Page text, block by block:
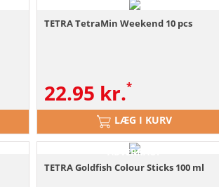
TETRA TetraMin Weekend 10 pcs
22.95 kr.
LÆG I KURV
TETRA Goldfish Colour Sticks 100 ml
ABVERKAUF